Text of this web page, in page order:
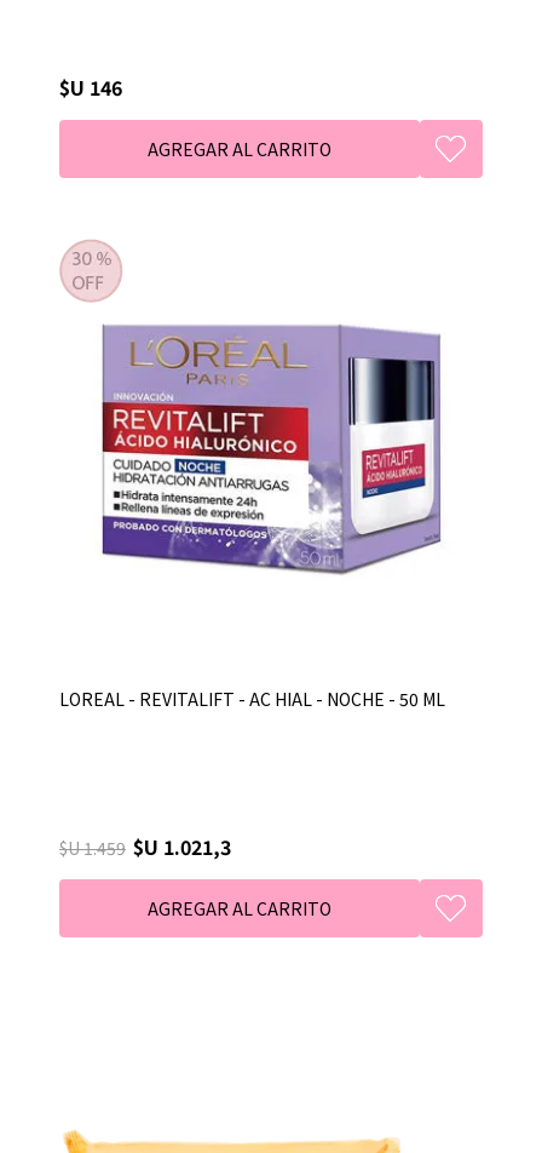
$U 146
LOREAL - REVITALIFT - AC HIAL - NOCHE - 50 ML
$U 1.459 $U 1.021,3